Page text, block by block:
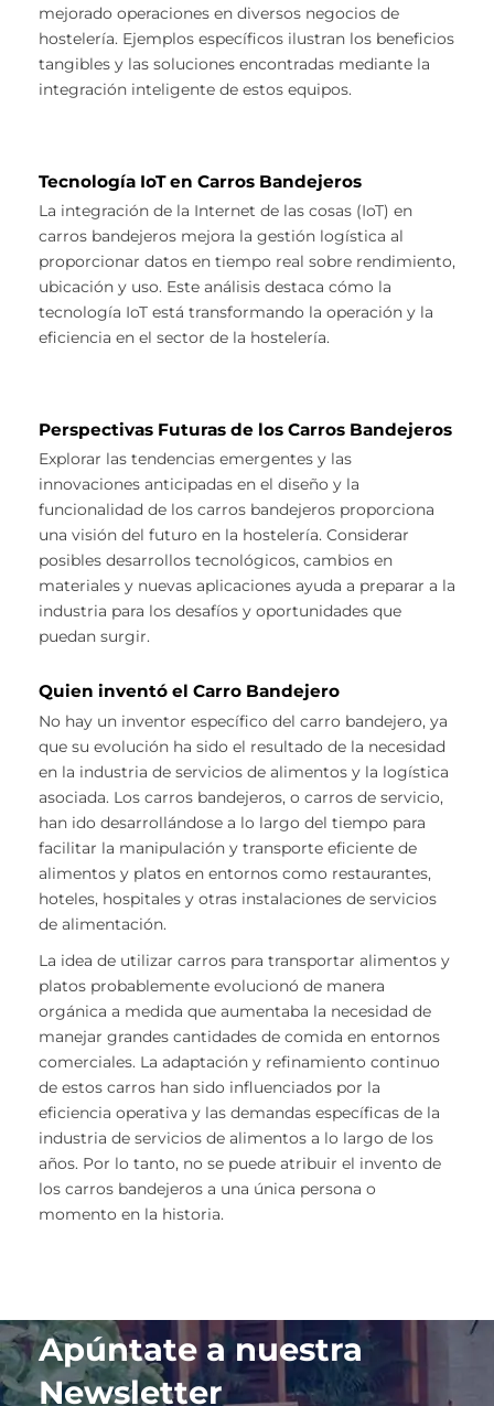
mejorado operaciones en diversos negocios de
hostelería. Ejemplos específicos ilustran los beneficios
tangibles y las soluciones encontradas mediante la
integración inteligente de estos equipos.
Tecnología IoT en Carros Bandejeros
La integración de la Internet de las cosas (IoT) en
carros bandejeros mejora la gestión logística al
proporcionar datos en tiempo real sobre rendimiento,
ubicación y uso. Este análisis destaca cómo la
tecnología IoT está transformando la operación y la
eficiencia en el sector de la hostelería.
Perspectivas Futuras de los Carros Bandejeros
Explorar las tendencias emergentes y las
innovaciones anticipadas en el diseño y la
funcionalidad de los carros bandejeros proporciona
una visión del futuro en la hostelería. Considerar
posibles desarrollos tecnológicos, cambios en
materiales y nuevas aplicaciones ayuda a preparar a la
industria para los desafíos y oportunidades que
puedan surgir.
Quien inventó el Carro Bandejero
No hay un inventor específico del carro bandejero, ya
que su evolución ha sido el resultado de la necesidad
en la industria de servicios de alimentos y la logística
asociada. Los carros bandejeros, o carros de servicio,
han ido desarrollándose a lo largo del tiempo para
facilitar la manipulación y transporte eficiente de
alimentos y platos en entornos como restaurantes,
hoteles, hospitales y otras instalaciones de servicios
de alimentación.
La idea de utilizar carros para transportar alimentos y
platos probablemente evolucionó de manera
orgánica a medida que aumentaba la necesidad de
manejar grandes cantidades de comida en entornos
comerciales. La adaptación y refinamiento continuo
de estos carros han sido influenciados por la
eficiencia operativa y las demandas específicas de la
industria de servicios de alimentos a lo largo de los
años. Por lo tanto, no se puede atribuir el invento de
los carros bandejeros a una única persona o
momento en la historia.
Apúntate a nuestra
Newsletter